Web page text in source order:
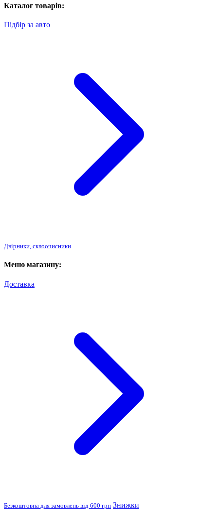
Каталог товарів:
Підбір за авто
Двірники, склоочисники
Меню магазину:
Доставка
Безкоштовна для замовлень від 600 грн Знижки